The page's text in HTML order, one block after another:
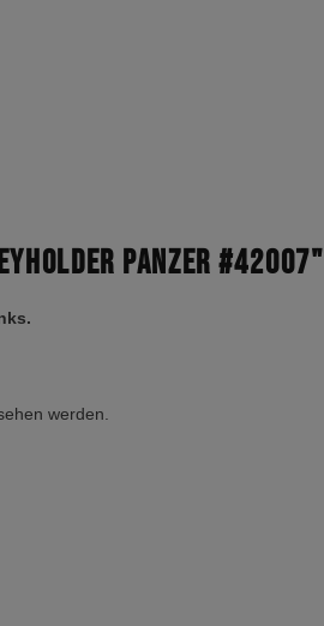
Panzer #42007"
werden.